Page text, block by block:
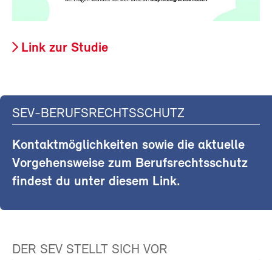
Link zur Studie
SEV-BERUFSRECHTSSCHUTZ
Kontaktmöglichkeiten sowie die aktuelle
Vorgehensweise zum Berufsrechtsschutz
findest du unter diesem Link.
DER SEV STELLT SICH VOR